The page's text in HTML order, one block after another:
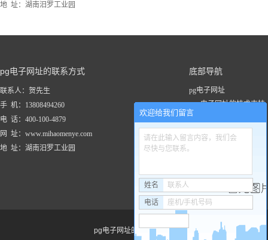
地 址：湖南汨罗工业园
pg电子网址的联系方式
联系人：贺先生
手 机：13808494260
电 话：400-100-4879
网 址：www.mihaomenye.com
地 址：湖南汨罗工业园
底部导航
pg电子网址
pg电子网址的技术支持
关于pg电子网址
工程案例
pg电子网址的友情链接：
欢迎给我们留言
请在此输入留言内容，我们会
尽快与您联系。
姓名 联系人
电话 座机/手机号码